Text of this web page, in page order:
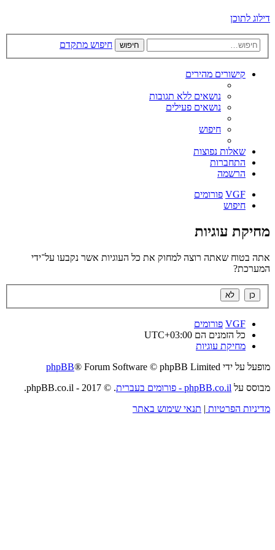
דילוג לתוכן
חיפוש חיפוש מתקדם
קישורים מהירים
נושאים ללא תגובות
נושאים פעילים
חיפוש
שאלות נפוצות
התחברות
הרשמה
VGF פורומים
חיפוש
מחיקת עוגיות
אתה בטוח שאתה רוצה למחוק את כל העוגיות אשר נקבעו על־ידי
המערכת?
VGF פורומים
כל הזמנים הם UTC+03:00
מחיקת עוגיות
מופעל על ידי
phpBB® Forum Software © phpBB Limited
מבוסס על phpBB.co.il - פורומים בעברית
. © 2017 - phpBB.co.il.
מדיניות הפרטיות | תנאי שימוש באתר